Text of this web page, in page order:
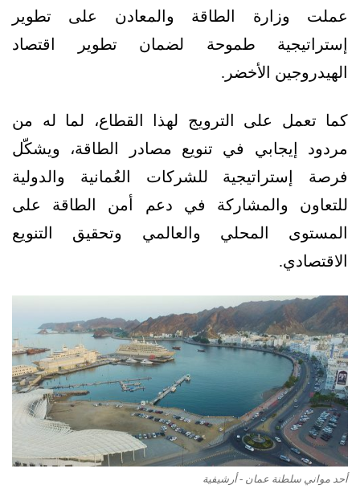
عملت وزارة الطاقة والمعادن على تطوير
إستراتيجية طموحة لضمان تطوير اقتصاد
الهيدروجين الأخضر.
كما تعمل على الترويج لهذا القطاع، لما له من
مردود إيجابي في تنويع مصادر الطاقة، ويشكّل
فرصة إستراتيجية للشركات العُمانية والدولية
للتعاون والمشاركة في دعم أمن الطاقة على
المستوى المحلي والعالمي وتحقيق التنويع
الاقتصادي.
أحد مواني سلطنة عمان - أرشيفية